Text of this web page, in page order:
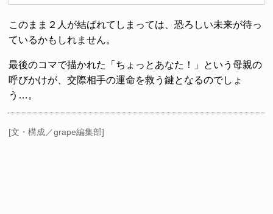
このまま２人が結ばれてしまっては、恐ろしい未来が待っ
ているかもしれません。
最後のコマで描かれた「ちょっとあなた！」という母親の
呼びかけが、交際相手の運命を救う鍵となるのでしょ
う…。
[文・構成／grape編集部]